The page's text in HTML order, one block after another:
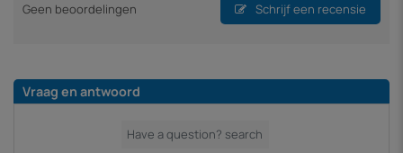
Geen beoordelingen Schrijf een recensie
Vraag en antwoord